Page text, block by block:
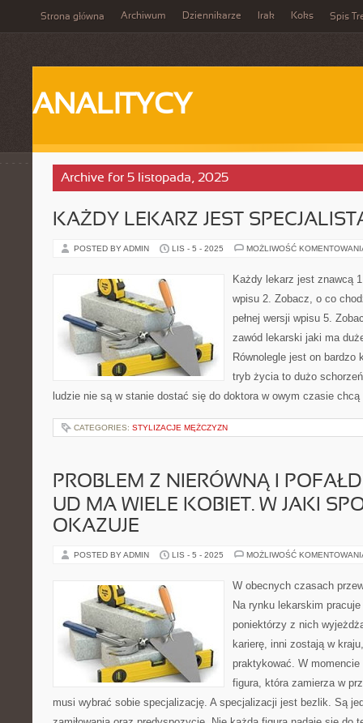
Strona główna Archiwum Dziennikarze Irak Koks Spis
ANALITYCY
Archive for 5 listopada, 2025
KAŻDY LEKARZ JEST
POSTED BY ADMIN LIS - 5 - 2025 MOŻLIWOŚĆ
Każdy lekarz jest znawcą
wpisu 2. Zobacz, o co
pełnej wersji wpisu 5.
zawód lekarski jaki ma
Równolegle jest on bardzo
tryb życia to dużo
ludzie nie są w stanie dostać się do doktora w owym czasie
CATEGORIES: STYLIZACJE MĘŻCZYZN
PROBLEM Z NIERÓWNĄ I
UD MA WIELE KOBIET. W JAKI
OKAZUJE
POSTED BY ADMIN LIS - 5 - 2025 MOŻLIWOŚĆ
W obecnych czasach
Na rynku lekarskim
poniektórzy z nich
karierę, inni zostają w
praktykować. W momencie
figura, która zamierza w
musi wybrać sobie specjalizację. A specjalizacji jest bezlik. Są